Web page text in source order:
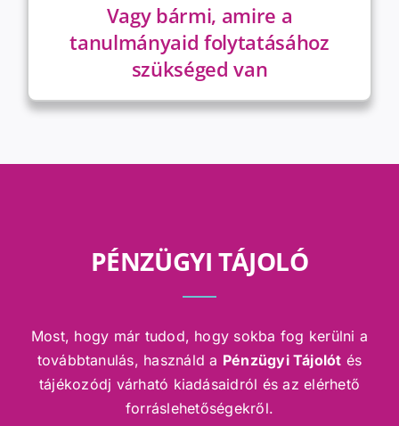
Vagy bármi, amire a
tanulmányaid folytatásához
szükséged van
PÉNZÜGYI TÁJOLÓ
Most, hogy már tudod, hogy sokba fog kerülni a
továbbtanulás, használd a Pénzügyi Tájolót és
tájékozódj várható kiadásaidról és az elérhető
forráslehetőségekről.